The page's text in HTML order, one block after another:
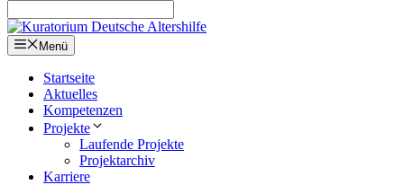
Menü
Startseite
Aktuelles
Kompetenzen
Projekte
Laufende Projekte
Projektarchiv
Karriere